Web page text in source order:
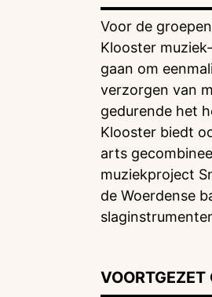
Voor de
Klooster
gaan om
verzorgen van
gedurende het
Klooster biedt
arts
muziekproject
de Woerdense